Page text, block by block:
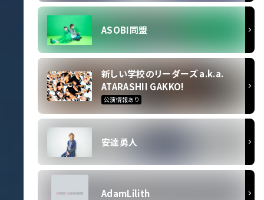
ASOBI同盟
新しい学校のリーダーズ a.k.a.
ATARASHII GAKKO!
公演情報あり
安達勇人
AdamLilith